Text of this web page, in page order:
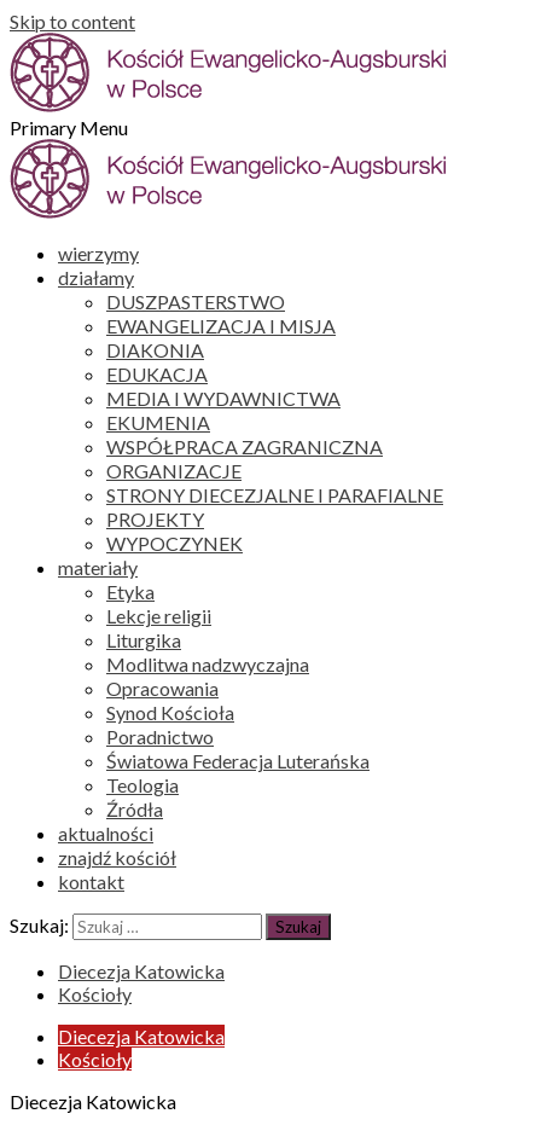
Skip to content
Primary Menu
wierzymy
działamy
DUSZPASTERSTWO
EWANGELIZACJA I MISJA
DIAKONIA
EDUKACJA
MEDIA I WYDAWNICTWA
EKUMENIA
WSPÓŁPRACA ZAGRANICZNA
ORGANIZACJE
STRONY DIECEZJALNE I PARAFIALNE
PROJEKTY
WYPOCZYNEK
materiały
Etyka
Lekcje religii
Liturgika
Modlitwa nadzwyczajna
Opracowania
Synod Kościoła
Poradnictwo
Światowa Federacja Luterańska
Teologia
Źródła
aktualności
znajdź kościół
kontakt
Szukaj:
Diecezja Katowicka
Kościoły
Diecezja Katowicka
Kościoły
Diecezja Katowicka